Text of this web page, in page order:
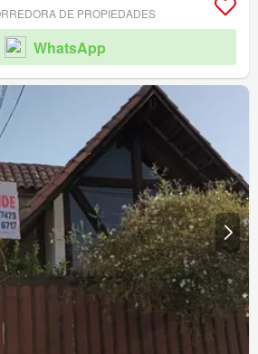
DE PROPIEDADES
WhatsApp